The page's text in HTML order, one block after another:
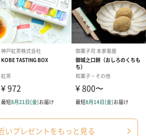
いプレゼントをもっと見る